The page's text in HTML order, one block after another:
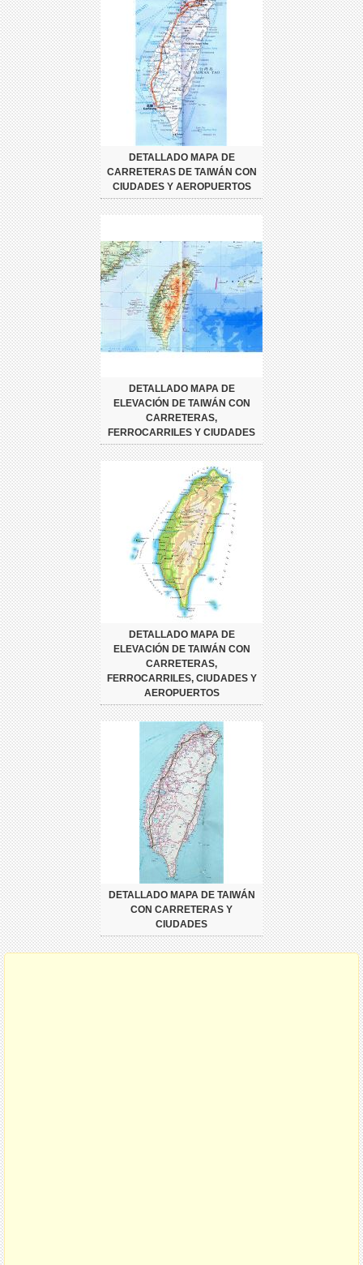
DETALLADO MAPA DE
CARRETERAS DE TAIWÁN CON
CIUDADES Y AEROPUERTOS
DETALLADO MAPA DE
ELEVACIÓN DE TAIWÁN CON
CARRETERAS,
FERROCARRILES Y CIUDADES
DETALLADO MAPA DE
ELEVACIÓN DE TAIWÁN CON
CARRETERAS,
FERROCARRILES, CIUDADES Y
AEROPUERTOS
DETALLADO MAPA DE TAIWÁN
CON CARRETERAS Y
CIUDADES